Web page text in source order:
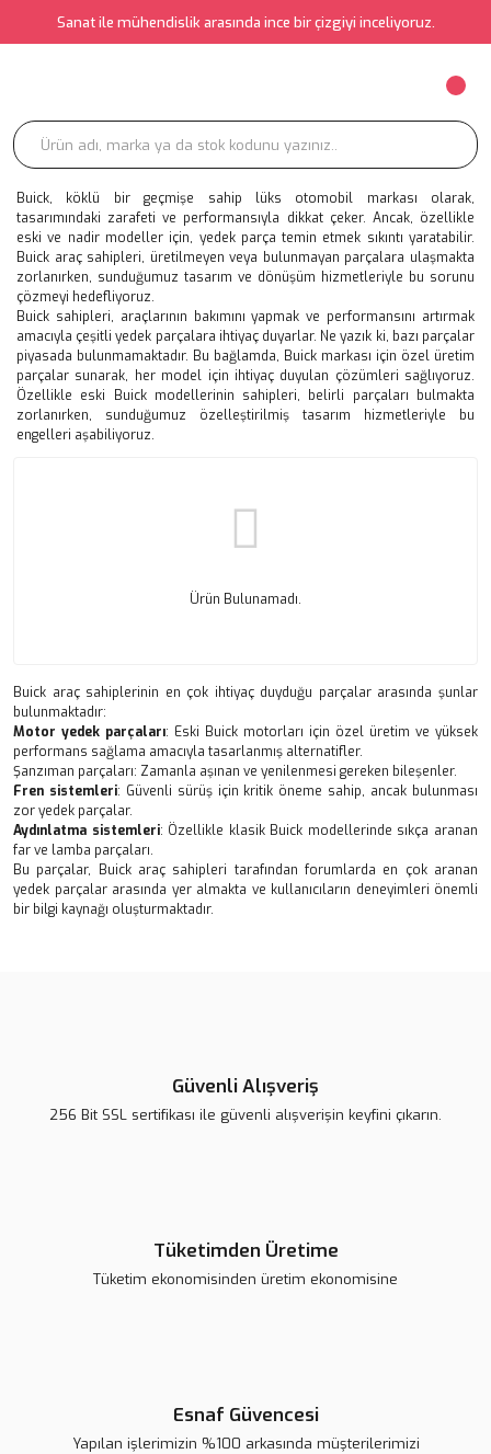
Sanat ile mühendislik arasında ince bir çizgiyi inceliyoruz.
Buick, köklü bir geçmişe sahip lüks otomobil markası olarak,
tasarımındaki zarafeti ve performansıyla dikkat çeker. Ancak, özellikle
eski ve nadir modeller için, yedek parça temin etmek sıkıntı yaratabilir.
Buick araç sahipleri, üretilmeyen veya bulunmayan parçalara ulaşmakta
zorlanırken, sunduğumuz tasarım ve dönüşüm hizmetleriyle bu sorunu
çözmeyi hedefliyoruz.
Buick sahipleri, araçlarının bakımını yapmak ve performansını artırmak
amacıyla çeşitli yedek parçalara ihtiyaç duyarlar. Ne yazık ki, bazı parçalar
piyasada bulunmamaktadır. Bu bağlamda, Buick markası için özel üretim
parçalar sunarak, her model için ihtiyaç duyulan çözümleri sağlıyoruz.
Özellikle eski Buick modellerinin sahipleri, belirli parçaları bulmakta
zorlanırken, sunduğumuz özelleştirilmiş tasarım hizmetleriyle bu
engelleri aşabiliyoruz.
Ürün Bulunamadı.
Buick araç sahiplerinin en çok ihtiyaç duyduğu parçalar arasında şunlar
bulunmaktadır:
Motor yedek parçaları: Eski Buick motorları için özel üretim ve yüksek
performans sağlama amacıyla tasarlanmış alternatifler.
Şanzıman parçaları: Zamanla aşınan ve yenilenmesi gereken bileşenler.
Fren sistemleri: Güvenli sürüş için kritik öneme sahip, ancak bulunması
zor yedek parçalar.
Aydınlatma sistemleri: Özellikle klasik Buick modellerinde sıkça aranan
far ve lamba parçaları.
Bu parçalar, Buick araç sahipleri tarafından forumlarda en çok aranan
yedek parçalar arasında yer almakta ve kullanıcıların deneyimleri önemli
bir bilgi kaynağı oluşturmaktadır.
Güvenli Alışveriş
256 Bit SSL sertifikası ile güvenli alışverişin keyfini çıkarın.
Tüketimden Üretime
Tüketim ekonomisinden üretim ekonomisine
Esnaf Güvencesi
Yapılan işlerimizin %100 arkasında müşterilerimizi